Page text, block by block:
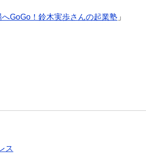
GoGo！鈴木実歩さんの起業塾 」
ス